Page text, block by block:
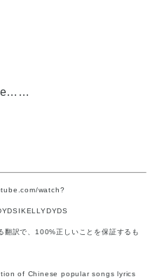
watch?
訳で、100%正しいことを保証するも
of Chinese popular songs lyrics